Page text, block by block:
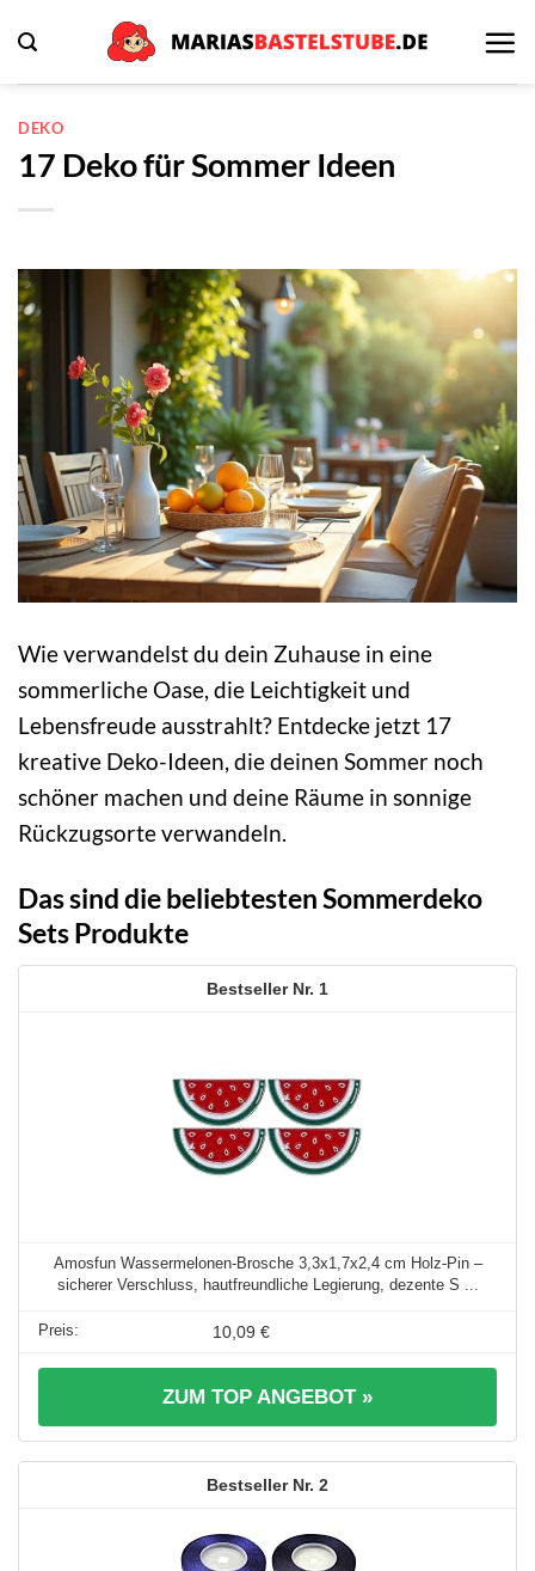
Inhalt
springen
DEKO
17 Deko für Sommer Ideen
Wie verwandelst du dein Zuhause in eine
sommerliche Oase, die Leichtigkeit und
Lebensfreude ausstrahlt? Entdecke jetzt 17
kreative Deko-Ideen, die deinen Sommer noch
schöner machen und deine Räume in sonnige
Rückzugsorte verwandeln.
Das sind die beliebtesten Sommerdeko
Sets Produkte
1
Amosfun Wassermelonen-Brosche 3,3x1,7x2,4 cm Holz-Pin –
sicherer Verschluss, hautfreundliche Legierung, dezente S ...
10,09 €
ZUM TOP ANGEBOT »
2